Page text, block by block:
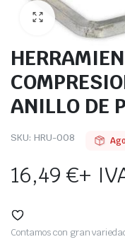
ANILLO DE
SKU: HRU-008
16,49€+
Contamos con gran